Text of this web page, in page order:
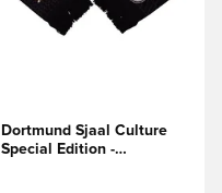
Dortmund Sjaal Culture
Special Edition -